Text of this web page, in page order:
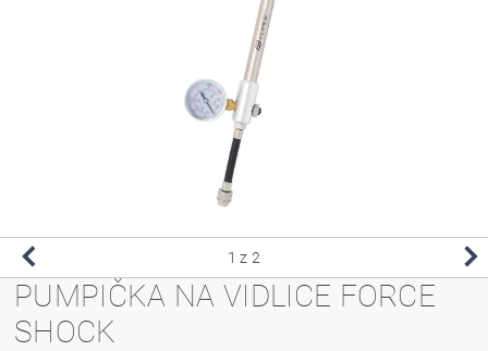
1 z 2
PUMPIČKA NA VIDLICE FORCE
SHOCK